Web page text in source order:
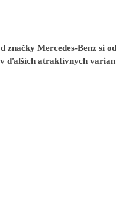
značky Mercedes-Benz si
ďalších atraktívnych